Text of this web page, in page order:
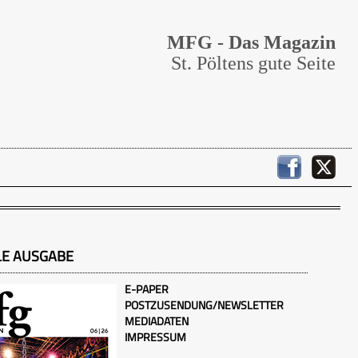
MFG - Das Magazin
St. Pöltens gute Seite
AUSGABE
E-PAPER
POSTZUSENDUNG/NEWSLETTER
MEDIADATEN
IMPRESSUM